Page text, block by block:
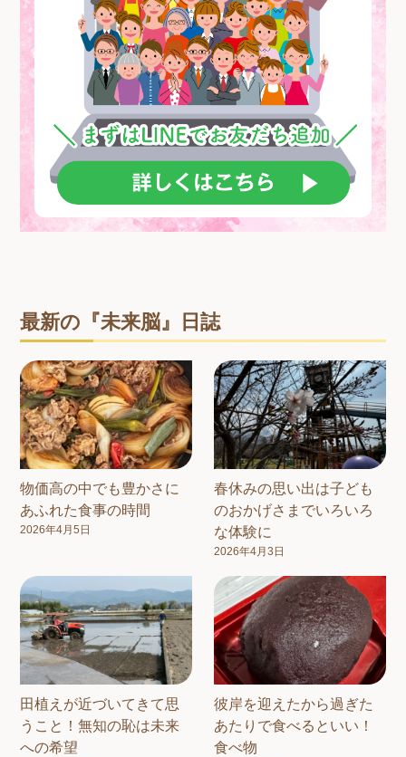
最新の『未来脳』日誌
物価高の中でも豊かさに
あふれた食事の時間
2026年4月5日
春休みの思い出は子ども
のおかげさまでいろいろ
な体験に
2026年4月3日
田植えが近づいてきて思
うこと！無知の恥は未来
への希望
彼岸を迎えたから過ぎた
あたりで食べるといい！
食べ物